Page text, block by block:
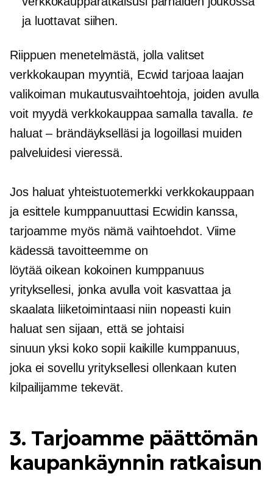
ja luottavat siihen.
Riippuen menetelmästä, jolla valitset
verkkokaupan myyntiä, Ecwid tarjoaa laajan
valikoiman mukautusvaihtoehtoja, joiden avulla
voit myydä verkkokauppaa samalla tavalla. te
haluat – brändäykselläsi ja logoillasi muiden
palveluidesi vieressä.
Jos haluat yhteistuotemerkki verkkokauppaan
ja esittele kumppanuuttasi Ecwidin kanssa,
tarjoamme myös nämä vaihtoehdot. Viime
kädessä tavoitteemme on
löytääoikean kokoinen kumppanuus
yrityksellesi, jonka avulla voit kasvattaa ja
skaalata liiketoimintaasi niin nopeasti kuin
haluat sen sijaan, että se johtaisi
sinuunyksi koko sopii kaikillekumppanuus,
joka ei sovellu yrityksellesi ollenkaan kuten
kilpailijamme tekevät.
3. Tarjoamme päättömän
kaupankäynnin ratkaisun